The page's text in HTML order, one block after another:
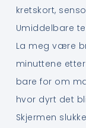
kretskort,
Umiddelbare
La meg være
minuttene
bare for om
hvor dyrt det
Skjermen